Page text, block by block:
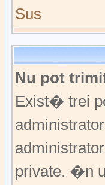
Sus
Nu pot
Exist� trei
private. �n